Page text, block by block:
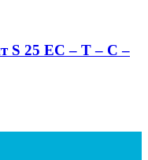
S 25 EC – T – C –